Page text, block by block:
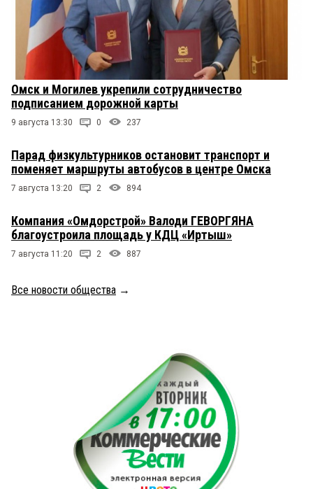
Омск и Могилев укрепили сотрудничество
подписанием дорожной карты
9 августа 13:30 0 237
Парад физкультурников остановит транспорт и
поменяет маршруты автобусов в центре Омска
7 августа 13:20 2 894
Компания «Омдорстрой» Валоди ГЕВОРГЯНА
благоустроила площадь у КДЦ «Иртыш»
7 августа 11:20 2 887
Все новости общества →